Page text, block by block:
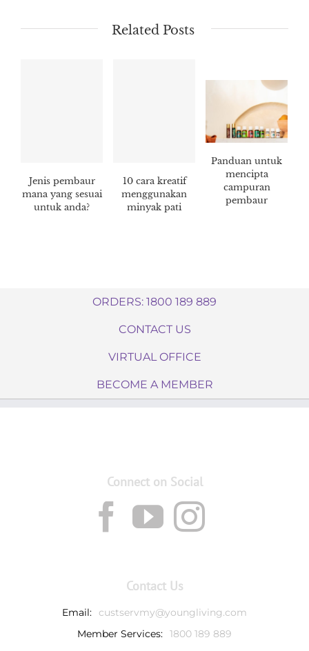
Related Posts
Jenis pembaur
mana yang sesuai
untuk anda?
10 cara kreatif
menggunakan
minyak pati
Panduan untuk
mencipta
campuran
pembaur
ORDERS: 1800 189 889
CONTACT US
VIRTUAL OFFICE
BECOME A MEMBER
Connect on Social
Contact Us
Email:
custservmy@youngliving.com
Member Services: 1800 189 889